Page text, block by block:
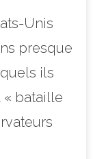
Unis
presque
ils
« bataille